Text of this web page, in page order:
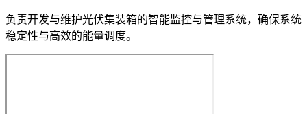
负责开发与维护光伏集装箱的智能监控与管理系统，确保系统
稳定性与高效的能量调度。